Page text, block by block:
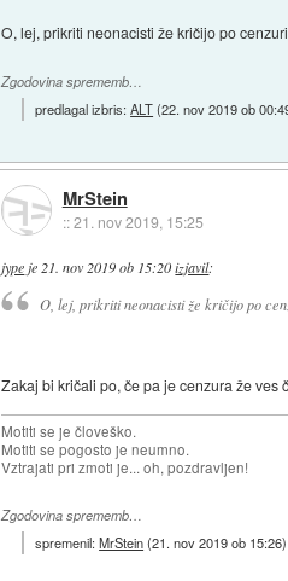
O, lej, prikriti neonacisti že kričijo po
Zgodovina sprememb…
predlagal izbris:ALT(22. nov 2019 ob
MrStein
::21. nov 2019, 15:25
jypeje21. nov 2019 ob 15:20 izjavil:
O, lej, prikriti neonacisti že kričijo po
Zakaj bi kričali po, če pa je cenzura že ves
Motiti se je človeško.
Motiti se pogosto je neumno.
Vztrajati pri zmoti je... oh, pozdravljen!
Zgodovina sprememb…
spremenil:MrStein(21. nov 2019 ob 15:26)